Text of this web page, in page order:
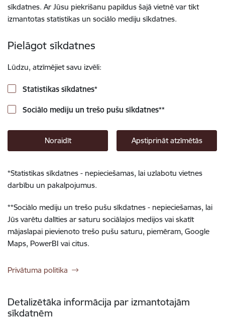
sīkdatnes. Ar Jūsu piekrišanu papildus šajā vietnē var tikt
izmantotas statistikas un sociālo mediju sīkdatnes.
Pielāgot sīkdatnes
Lūdzu, atzīmējiet savu izvēli:
Statistikas sīkdatnes*
Sociālo mediju un trešo pušu sīkdatnes**
Noraidīt Apstiprināt atzīmētās
*Statistikas sīkdatnes - nepieciešamas, lai uzlabotu vietnes
darbību un pakalpojumus.
**Sociālo mediju un trešo pušu sīkdatnes - nepieciešamas, lai
Jūs varētu dalīties ar saturu sociālajos medijos vai skatīt
mājaslapai pievienoto trešo pušu saturu, piemēram, Google
Maps, PowerBI vai citus.
Privātuma politika
Detalizētāka informācija par izmantotajām
sīkdatnēm